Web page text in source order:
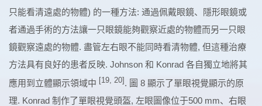
只能看清遠處的物體) 的一種方法: 通過佩戴眼鏡、隱形眼鏡或
者通過手術的方法讓一只眼鏡能夠觀察近處的物體而另一只眼
鏡觀察遠處的物體. 盡管左右眼不能同時看清物體, 但這種治療
方法具有良好的患者反映. Johnson 和 Konrad 各自獨立地將其
應用到立體顯示領域中 [19, 20] . 圖 8 顯示了單眼視覺顯示的原
理. Konrad 制作了單眼視覺頭盔, 左眼圖像位于500 mm、右眼